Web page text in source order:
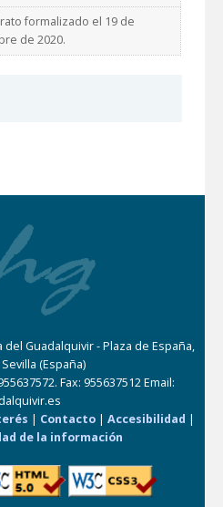
formalizado el 19 de
de 2020.
Guadalquivir - Plaza de España,
(España)
Fax: 955637512 Email:
| Contacto |Accesibilidad |
de la información